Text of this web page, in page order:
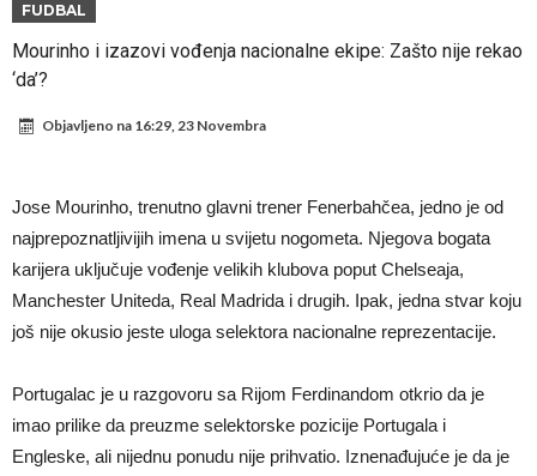
Atletico prati situaciju.
GOTOVO JE! Čelsi dovodi novog lijevog beka – transfer vrijedan 21
milion eura
Atletico Madrid donosi neočekivanu odluku!
Istina konačno isplivala na površinu! Rodri ponizio Real Madrid kao
niko do sada, bolje je da ne dolazi u Madrid!
Pobijedio Đokovića nakon 0:2 na Rolan Garosu, sada je dao
sramotan komentar na njegov račun
FUDBAL
Mourinho i izazovi vođenja nacionalne ekipe: Zašto nije rekao
‘da’?
Objavljeno na 16:29, 23 Novembra
Jose Mourinho, trenutno glavni trener Fenerbahčea, jedno je od
najprepoznatljivijih imena u svijetu nogometa. Njegova bogata
karijera uključuje vođenje velikih klubova poput Chelseaja,
Manchester Uniteda, Real Madrida i drugih. Ipak, jedna stvar koju
još nije okusio jeste uloga selektora nacionalne reprezentacije.
Portugalac je u razgovoru sa Rijom Ferdinandom otkrio da je
imao prilike da preuzme selektorske pozicije Portugala i
Engleske, ali nijednu ponudu nije prihvatio. Iznenađujuće je da je